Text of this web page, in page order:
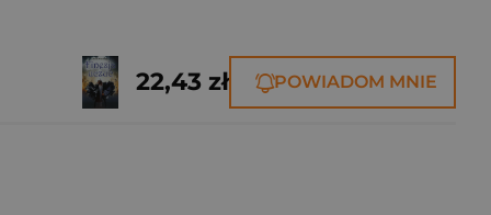
22,43 zł POWIADOM MNIE